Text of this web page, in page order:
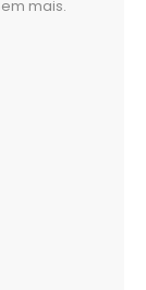
mais.